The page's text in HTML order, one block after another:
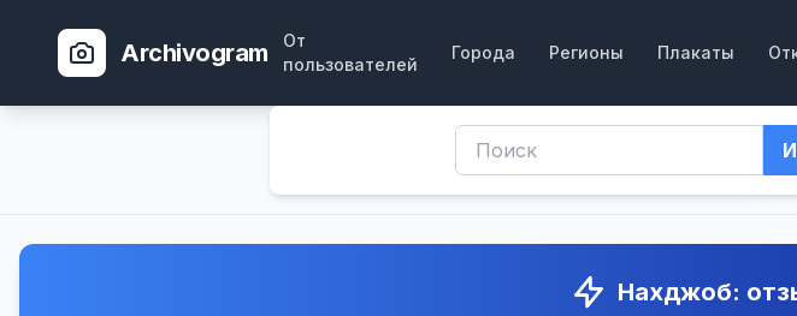
Archivogram
От
пользователей
Города Регионы Плакаты
Нахджоб: